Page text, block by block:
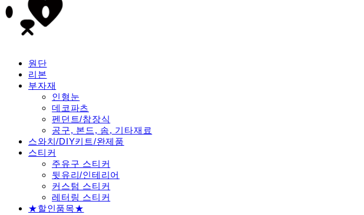
원단
리본
부자재
인형눈
데코파츠
펜던트/참장식
공구, 본드, 솜, 기타재료
스와치/DIY키트/완제품
스티커
주유구 스티커
뒷유리/인테리어
커스텀 스티커
레터링 스티커
★할인품목★